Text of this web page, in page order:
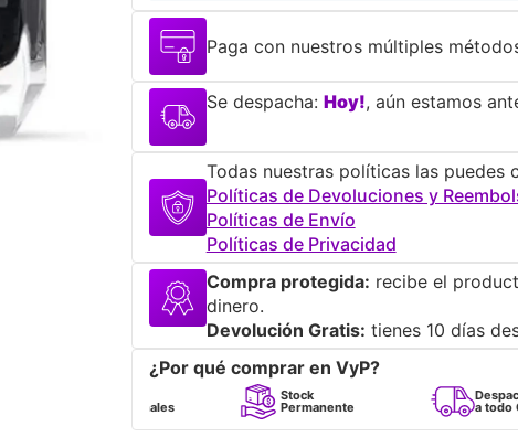
Paga con nuestros múltiples
Se despacha: Hoy!, aún estamos
Todas nuestras políticas las puedes
Políticas de Devoluciones y
Políticas de Envío
Políticas de Privacidad
Compra protegida: recibe el
dinero.
Devolución Gratis: tienes 10 días
¿Por qué comprar en VyP?
Stock
Permanente
Despacho
a todo Chile